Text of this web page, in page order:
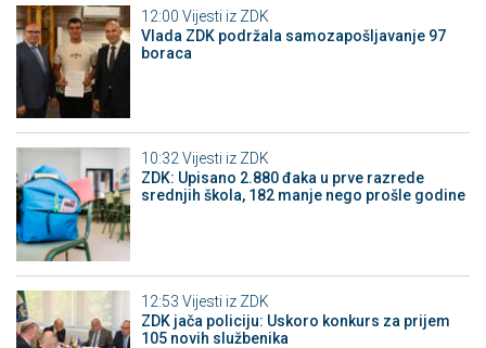
12:00 Vijesti iz ZDK
Vlada ZDK podržala samozapošljavanje 97
boraca
10:32 Vijesti iz ZDK
ZDK: Upisano 2.880 đaka u prve razrede
srednjih škola, 182 manje nego prošle godine
12:53 Vijesti iz ZDK
ZDK jača policiju: Uskoro konkurs za prijem
105 novih službenika